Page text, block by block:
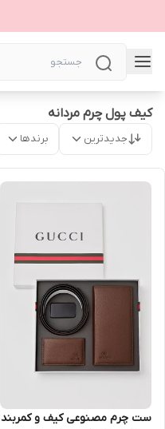
کیف پول چرم مردانه
جدیدترین برندها
ست چرم مصنوعی کیف و کمربند